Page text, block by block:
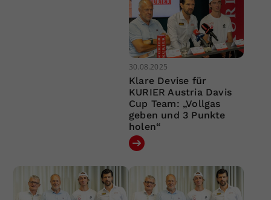
30.08.2025
Klare Devise für
KURIER Austria Davis
Cup Team: „Vollgas
geben und 3 Punkte
holen“